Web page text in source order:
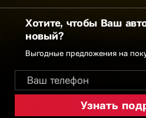
Хотите, чтобы Ваш
новый?
Выгодные предложения на